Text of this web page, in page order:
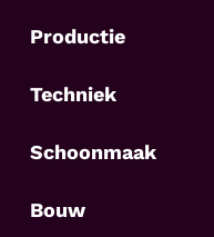
Productie
Techniek
Schoonmaak
Bouw